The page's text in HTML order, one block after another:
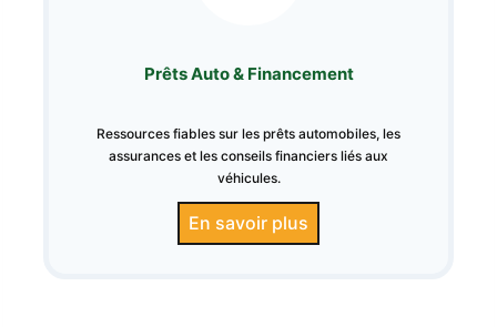
Prêts Auto & Financement
Ressources fiables sur les prêts automobiles, les
assurances et les conseils financiers liés aux
véhicules.
En savoir plus